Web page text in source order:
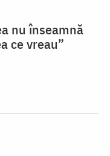
nu înseamnă
ce vreau”